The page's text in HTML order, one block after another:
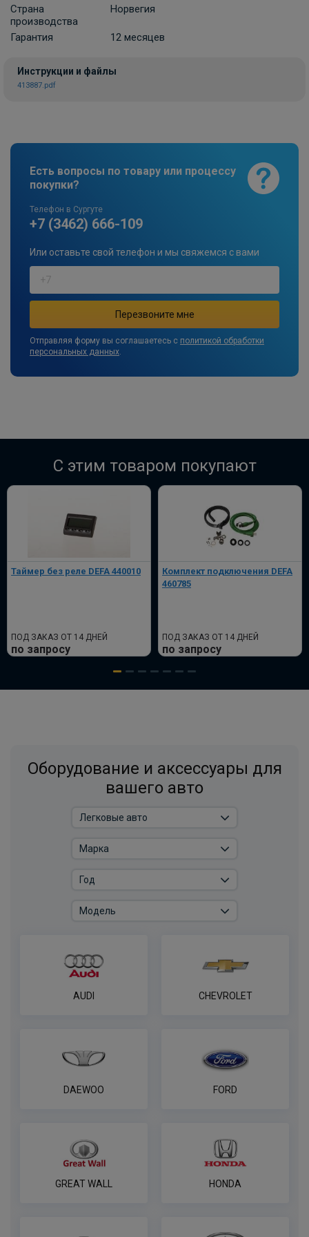
Страна
производства
Норвегия
Гарантия 12 месяцев
Инструкции и файлы
413887.pdf
Есть вопросы по товару или процессу
покупки?
Телефон в Сургуте
+7 (3462) 666-109
Или оставьте свой телефон и мы свяжемся с вами
Отправляя форму вы соглашаетесь с политикой обработки
персональных данных.
C этим товаром покупают
Таймер без реле DEFA 440010
ПОД ЗАКАЗ ОТ 14 ДНЕЙ
по запросу
Комплект подключения DEFA
460785
ПОД ЗАКАЗ ОТ 14 ДНЕЙ
по запросу
Оборудование и аксессуары для
вашего авто
AUDI CHEVROLET
DAEWOO FORD
GREAT WALL HONDA